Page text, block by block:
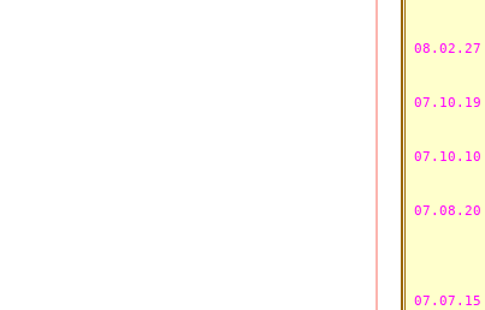
08.02.27
07.10.19
07.10.10
07.08.20
07.07.15